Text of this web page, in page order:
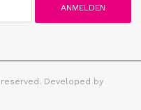
Developed by